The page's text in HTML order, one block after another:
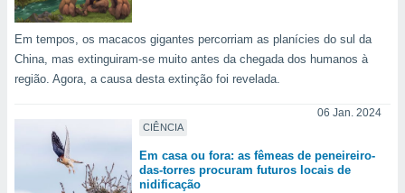
no
como
um perfil
lhe
e
Pode
Em tempos, os macacos gigantes percorriam as planícies do sul da
China, mas extinguiram-se muito antes da chegada dos humanos à
região. Agora, a causa desta extinção foi revelada.
CIÊNCIA
06 Jan. 2024
Em casa ou fora: as fêmeas de peneireiro-
das-torres procuram futuros locais de
nidificação